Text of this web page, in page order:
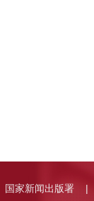
国家新闻出版署 |